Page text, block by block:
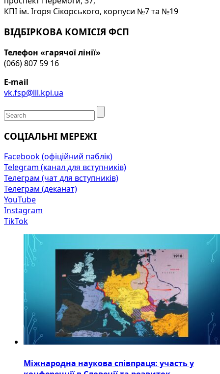
КПІ ім. Ігоря Сікорського, корпуси №7 та №19
ВІДБІРКОВА КОМІСІЯ ФСП
Телефон «гарячої лінії»
(066) 807 59 16
E-mail
vk.fsp@lll.kpi.ua
СОЦІАЛЬНІ МЕРЕЖІ
Facebook (офіційний паблік)
Telegram (канал для вступників)
Телеграм (чат для вступників)
Телеграм (деканат)
YouTube
Instagram
TikTok
Міжнародна наукова співпраця: участь у